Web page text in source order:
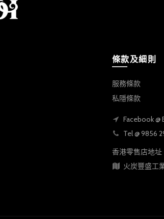
條款及細則
服務條款
私隱條款
Facebook @
Tel @ 9856
香港零售店地址
火炭豐盛工